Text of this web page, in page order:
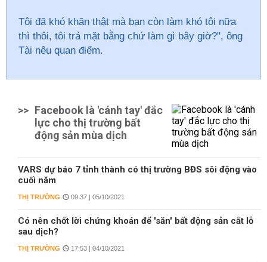
Tôi đã khó khăn thật mà bạn còn làm khó tôi nữa
thì thôi, tôi trả mặt bằng chứ làm gì bây giờ?", ông
Tài nêu quan điểm.
>> Facebook là 'cánh tay' đắc
lực cho thị trường bất
động sản mùa dịch
VARS dự báo 7 tỉnh thành có thị trường BĐS sôi động vào
cuối năm
THỊ TRƯỜNG 09:37 | 05/10/2021
Có nên chốt lời chứng khoán để 'săn' bất động sản cắt lỗ
sau dịch?
THỊ TRƯỜNG 17:53 | 04/10/2021